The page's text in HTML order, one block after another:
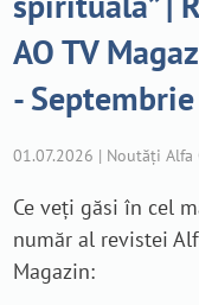
AO TV
-
01.07.2026 | Noutăți Alfa
Ce veți găsi în cel
număr al revistei
Magazin: